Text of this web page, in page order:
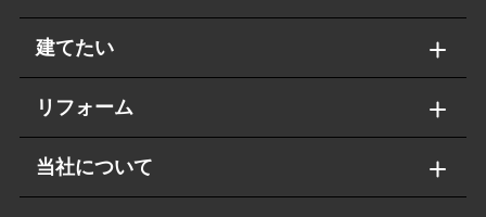
建てたい
リフォーム
当社について